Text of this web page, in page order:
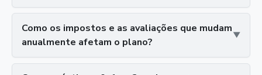
Como os impostos e as avaliações que mudam
anualmente afetam o plano?